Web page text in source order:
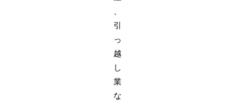
引
っ
越
し
業
な